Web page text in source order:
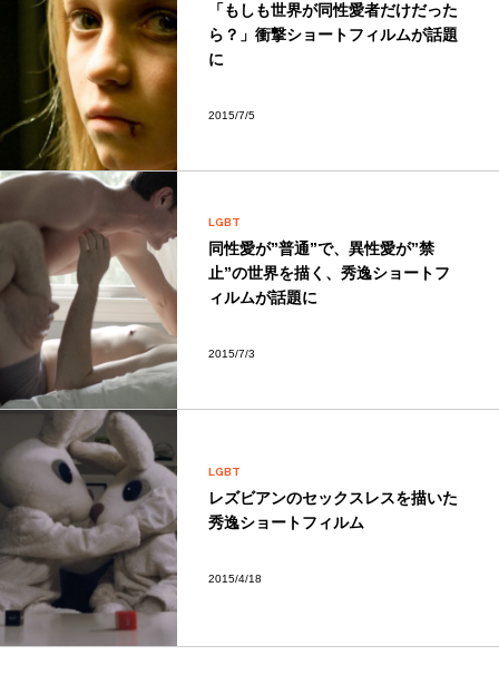
「もしも世界が同性愛者だけだった
ら？」衝撃ショートフィルムが話題
に
2015/7/5
LGBT
同性愛が”普通”で、異性愛が”禁
止”の世界を描く、秀逸ショートフ
ィルムが話題に
2015/7/3
LGBT
レズビアンのセックスレスを描いた
秀逸ショートフィルム
2015/4/18